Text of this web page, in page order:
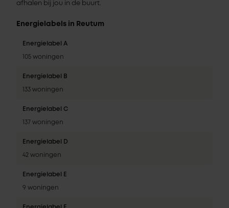
afhalen bij jou in de buurt.
Energielabels in Reutum
Energielabel A
105 woningen
Energielabel B
133 woningen
Energielabel C
137 woningen
Energielabel D
42 woningen
Energielabel E
9 woningen